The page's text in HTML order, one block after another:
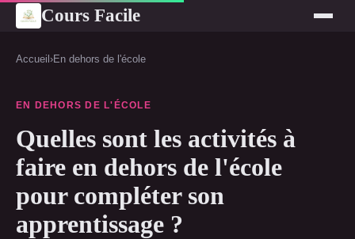
Cours Facile
Accueil ›En dehors de l'école
EN DEHORS DE L'ÉCOLE
Quelles sont les activités à
faire en dehors de l'école
pour compléter son
apprentissage ?